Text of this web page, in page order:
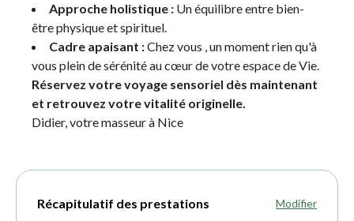
Approche holistique : Un équilibre entre bien-
être physique et spirituel.
Cadre apaisant :Chez vous , un moment rien qu'à
vous plein de sérénité au cœur de votre espace de Vie.
Réservez votre voyage sensoriel dès maintenant
et retrouvez votre vitalité originelle.
Didier, votre masseur à Nice